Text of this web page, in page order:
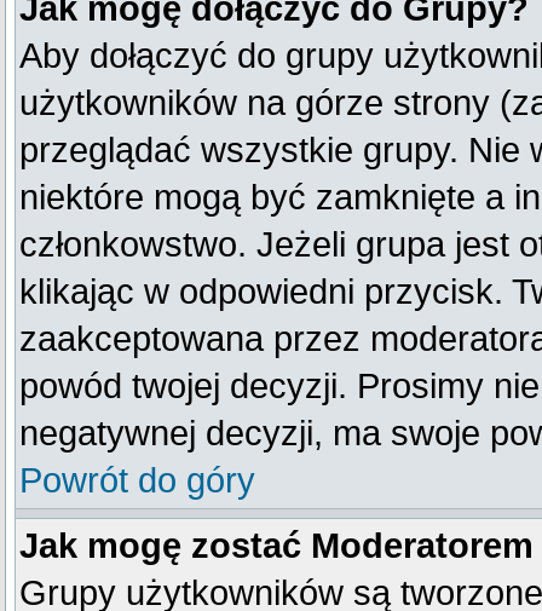
Jak mogę dołączyć do Grupy?
Aby dołączyć do grupy
użytkowników na górze strony
przeglądać wszystkie grupy. Nie
niektóre mogą być zamknięte a
członkowstwo. Jeżeli grupa jest
klikając w odpowiedni przycisk.
zaakceptowana przez
powód twojej decyzji. Prosimy
negatywnej decyzji, ma swoje
Powrót do góry
Jak mogę zostać
Grupy użytkowników są